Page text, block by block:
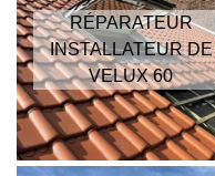
RÉPARATEUR
INSTALLATEUR DE
VELUX 60